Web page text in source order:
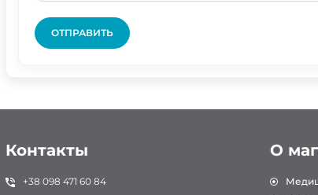
ОТПРАВИТЬ
Контакты
+38 098 471 60 84
О